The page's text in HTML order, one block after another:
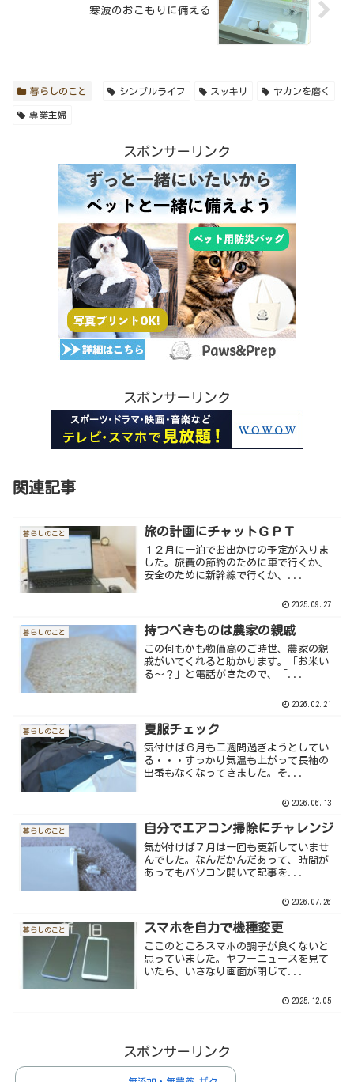
寒波のおこもりに備える
暮らしのこと シンプルライフ スッキリ ヤカンを磨く
専業主婦
スポンサーリンク
スポンサーリンク
関連記事
暮らしのこと 旅の計画にチャットＧＰＴ
１２月に一泊でお出かけの予定が入りま
した。旅費の節約のために車で行くか、
安全のために新幹線で行くか、...
2025.09.27
暮らしのこと 持つべきものは農家の親戚
この何もかも物価高のご時世、農家の親
戚がいてくれると助かります。「お米い
る～？」と電話がきたので、「...
2026.02.21
暮らしのこと 夏服チェック
気付けば６月も二週間過ぎようとしてい
る・・・すっかり気温も上がって長袖の
出番もなくなってきました。そ...
2026.06.13
暮らしのこと 自分でエアコン掃除にチャレンジ
気が付けば７月は一回も更新していませ
んでした。なんだかんだあって、時間が
あってもパソコン開いて記事を...
2026.07.26
暮らしのこと スマホを自力で機種変更
ここのところスマホの調子が良くないと
思っていました。ヤフーニュースを見て
いたら、いきなり画面が閉じて...
2025.12.05
スポンサーリンク